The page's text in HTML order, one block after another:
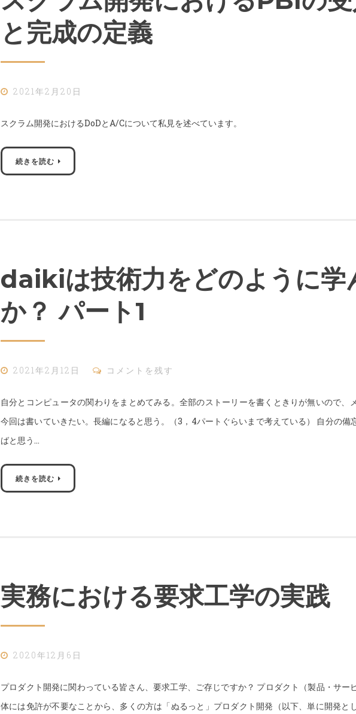
と完成の定義
2021年2月20日
スクラム開発におけるDoDとA/Cについて私見を述べています。
続きを読む
daikiは技術力をどのように学
か？ パート1
2021年2月12日 コメントを残す
自分とコンピュータの関わりをまとめてみる。全部のストーリーを書くときりが無いので、
今回は書いていきたい。長編になると思う。（3，4パートぐらいまで考えている） 自分の備
ばと思う…
続きを読む
実務における要求工学の実践
2020年12月6日
プロダクト開発に関わっている皆さん、要求工学、ご存じですか？ プロダクト（製品・サー
体には免許が不要なことから、多くの方は「ぬるっと」プロダクト開発（以下、単に開発と